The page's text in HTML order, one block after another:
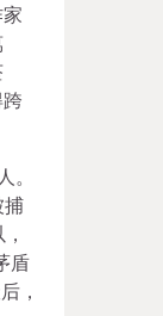
捕
盾
，